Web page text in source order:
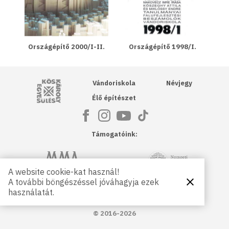
Országépítő 2000/I-II. Országépítő 1998/I.
Kós Károly Egyesülés
Vándoriskola
Élő építészet
Névjegy
Támogatóink:
Magyar Művészeti Akadémia NKA
Petőfi Kulturális Ügynökség
© 2016-2026
A website cookie-kat használ!
A további böngészéssel jóváhagyja ezek
használatát.
Bezárás